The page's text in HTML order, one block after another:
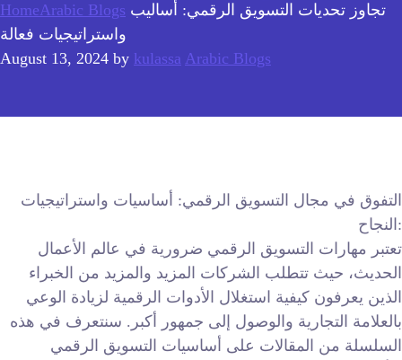
HomeArabic Blogs تجاوز تحديات التسويق الرقمي: أساليب
واستراتيجيات فعالة
August 13, 2024 by kulassa Arabic Blogs
التفوق في مجال التسويق الرقمي: أساسيات واستراتيجيات
النجاح:
تعتبر مهارات التسويق الرقمي ضرورية في عالم الأعمال
الحديث، حيث تتطلب الشركات المزيد والمزيد من الخبراء
الذين يعرفون كيفية استغلال الأدوات الرقمية لزيادة الوعي
بالعلامة التجارية والوصول إلى جمهور أكبر. سنتعرف في هذه
السلسلة من المقالات على أساسيات التسويق الرقمي